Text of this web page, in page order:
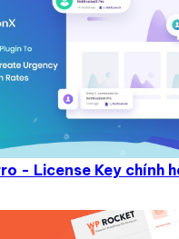
- License Key chính